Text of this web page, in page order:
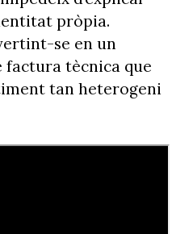
pròpia.
se en un
factura tècnica que
tan heterogeni